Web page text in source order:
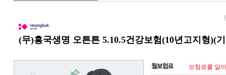
(무)흥국생명 오튼튼 5.10.5건강보험(10년고지형)(
보험료를 알